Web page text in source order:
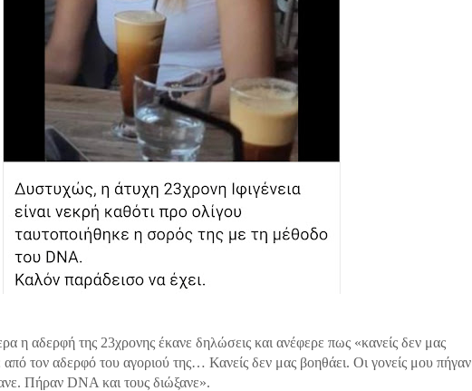
η αδερφή της 23χρονης έκανε δηλώσεις και ανέφερε πως «κανείς δεν μας
τον αδερφό του αγοριού της… Κανείς δεν μας βοηθάει. Οι γονείς μου πήγαν
Πήραν DNA και τους διώξανε».